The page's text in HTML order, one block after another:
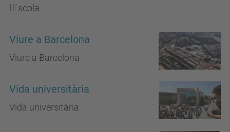
l'Escola
Viure a Barcelona
Viure a Barcelona
Vida universitària
Vida universitària